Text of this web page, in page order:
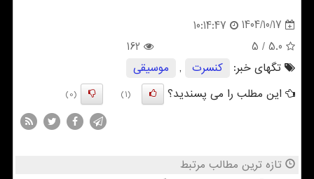
1404/10/17
10:14:47
5.0
/ 5
162
تگهای خبر:
كنسرت ,
موسیقی
این مطلب را می پسندید؟
(1)
(0)
تازه ترین مطالب مرتبط